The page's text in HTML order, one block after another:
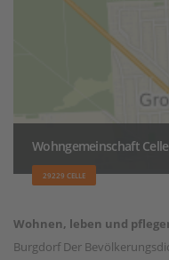
Wohngemeinschaft Celle
29229 CELLE
Wohnen, leben und
Burgdorf Der